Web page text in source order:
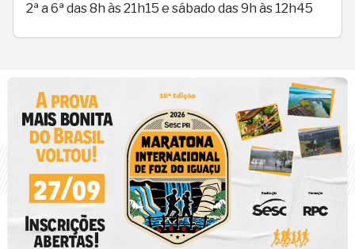
2ª a 6ª das 8h às 21h15 e sábado das 9h às 12h45